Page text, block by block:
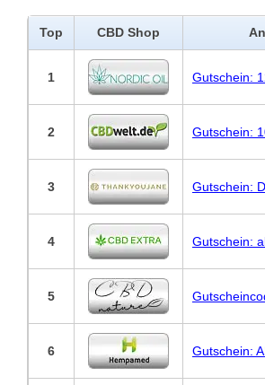
Top CBD Shop
1 Gutschein:
2 Gutschein:
3 Gutschein:
4 Gutschein:
5
6 Gutschein: